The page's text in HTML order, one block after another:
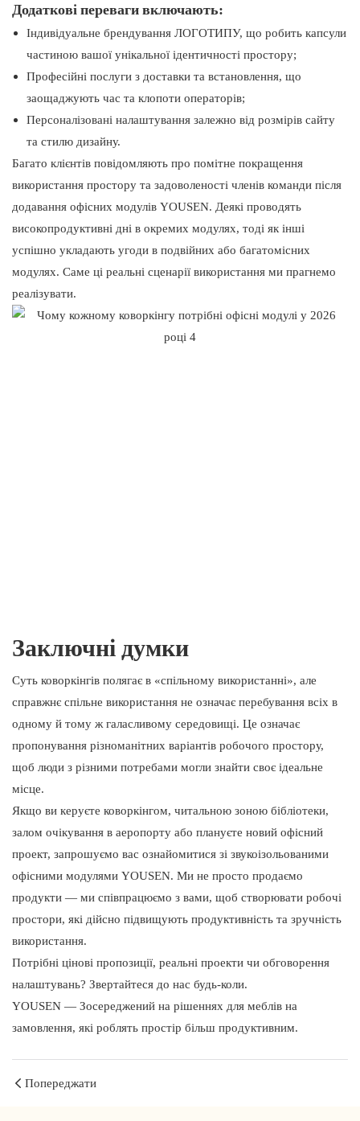
Додаткові переваги включають:
Індивідуальне брендування ЛОГОТИПУ, що робить капсули
частиною вашої унікальної ідентичності простору;
Професійні послуги з доставки та встановлення, що
заощаджують час та клопоти операторів;
Персоналізовані налаштування залежно від розмірів сайту
та стилю дизайну.
Багато клієнтів повідомляють про помітне покращення
використання простору та задоволеності членів команди після
додавання офісних модулів YOUSEN. Деякі проводять
високопродуктивні дні в окремих модулях, тоді як інші
успішно укладають угоди в подвійних або багатомісних
модулях. Саме ці реальні сценарії використання ми прагнемо
реалізувати.
Заключні думки
Суть коворкінгів полягає в «спільному використанні», але
справжнє спільне використання не означає перебування всіх в
одному й тому ж галасливому середовищі. Це означає
пропонування різноманітних варіантів робочого простору,
щоб люди з різними потребами могли знайти своє ідеальне
місце.
Якщо ви керуєте коворкінгом, читальною зоною бібліотеки,
залом очікування в аеропорту або плануєте новий офісний
проект, запрошуємо вас ознайомитися зі звукоізольованими
офісними модулями YOUSEN. Ми не просто продаємо
продукти — ми співпрацюємо з вами, щоб створювати робочі
простори, які дійсно підвищують продуктивність та зручність
використання.
Потрібні цінові пропозиції, реальні проекти чи обговорення
налаштувань? Звертайтеся до нас будь-коли.
YOUSEN — Зосереджений на рішеннях для меблів на
замовлення, які роблять простір більш продуктивним.
Попереджати